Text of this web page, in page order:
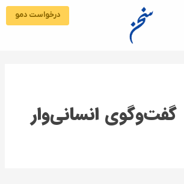
درخواست دمو
گفت‌وگوی انسانی‌وار